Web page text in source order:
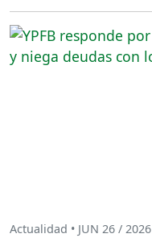
Actualidad • JUN 26 / 2026